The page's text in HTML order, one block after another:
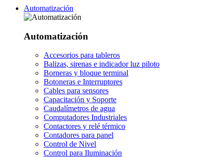
Automatización
Automatización
Accesorios para tableros
Balizas, sirenas e indicador luz piloto
Borneras y bloque terminal
Botoneras e Interruptores
Cables para sensores
Capacitación y Soporte
Caudalímetros de agua
Computadores Industriales
Contactores y relé térmico
Contadores para panel
Control de Nivel
Control para Iluminación